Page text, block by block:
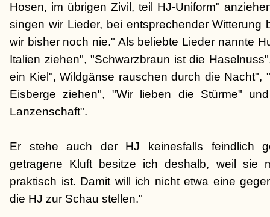
Hosen, im übrigen Zivil, teil HJ-Uniform"
singen wir Lieder, bei entsprechender Witterung
wir bisher noch nie." Als beliebte Lieder nannte
Italien ziehen", "Schwarzbraun ist die
ein Kiel", Wildgänse rauschen durch die Nacht",
Eisberge ziehen", "Wir lieben die Stürme"
Lanzenschaft".
Er stehe auch der HJ keinesfalls feindlich
getragene Kluft besitze ich deshalb, weil sie
praktisch ist. Damit will ich nicht etwa eine
die HJ zur Schau stellen."